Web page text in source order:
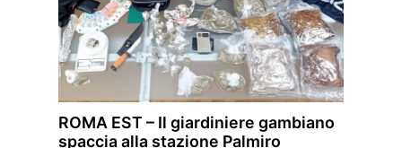
ROMA EST – Il giardiniere gambiano
spaccia alla stazione Palmiro